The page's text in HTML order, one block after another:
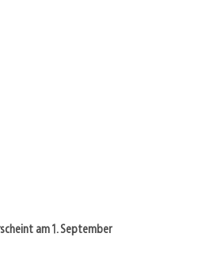
am 1. September